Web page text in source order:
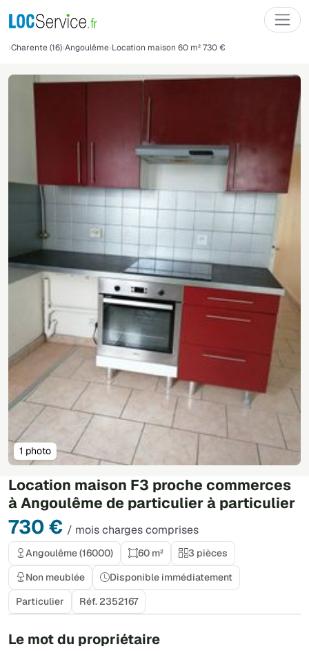
Charente (16) Angoulême Location maison 60 m² 730 €
Location maison F3 proche commerces
à Angoulême de particulier à particulier
730 € / mois charges comprises
1 photo
Angoulême (16000) 60 m²
3 pièces
Non meublée
Disponible immédiatement
Particulier
Réf. 2352167
Le mot du propriétaire